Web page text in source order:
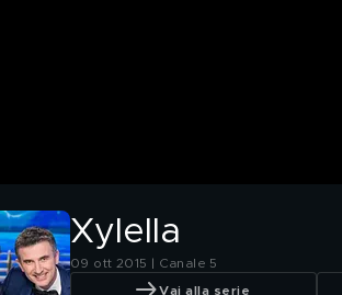
Xylella
09 ott 2015 | Canale 5
Vai alla serie